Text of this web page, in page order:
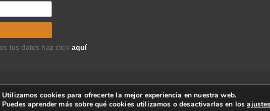
tus datos haz click aquí
Todos los derechos reservados.
Utilizamos cookies para ofrecerte la mejor experiencia en nuestra web.
Puedes aprender más sobre qué cookies utilizamos o desactivarlas en losajustes